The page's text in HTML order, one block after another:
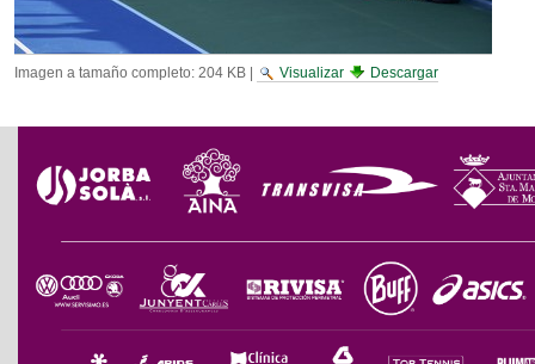
Imagen a tamaño completo: 204 KB| Visualizar Descargar